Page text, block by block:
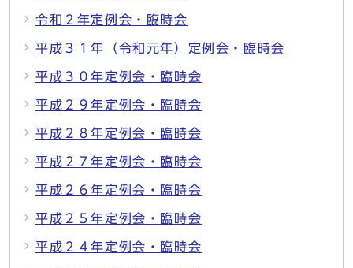
令和２年定例会・臨時会
平成３１年（令和元年）定例会・臨時会
平成３０年定例会・臨時会
平成２９年定例会・臨時会
平成２８年定例会・臨時会
平成２７年定例会・臨時会
平成２６年定例会・臨時会
平成２５年定例会・臨時会
平成２４年定例会・臨時会